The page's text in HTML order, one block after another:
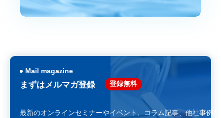
Mail magazine
まずはメルマガ登録 登録無料
最新のオンラインセミナーやイベント、コラム記事、他社事例な